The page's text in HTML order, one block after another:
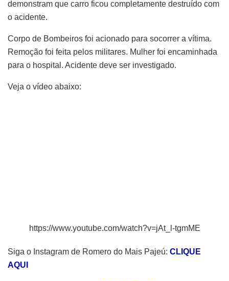
demonstram que carro ficou completamente destruído com
o acidente.
Corpo de Bombeiros foi acionado para socorrer a vítima.
Remoção foi feita pelos militares. Mulher foi encaminhada
para o hospital. Acidente deve ser investigado.
Veja o vídeo abaixo:
https://www.youtube.com/watch?v=jAt_l-tgmME
Siga o Instagram de Romero do Mais Pajeú: CLIQUE
AQUI